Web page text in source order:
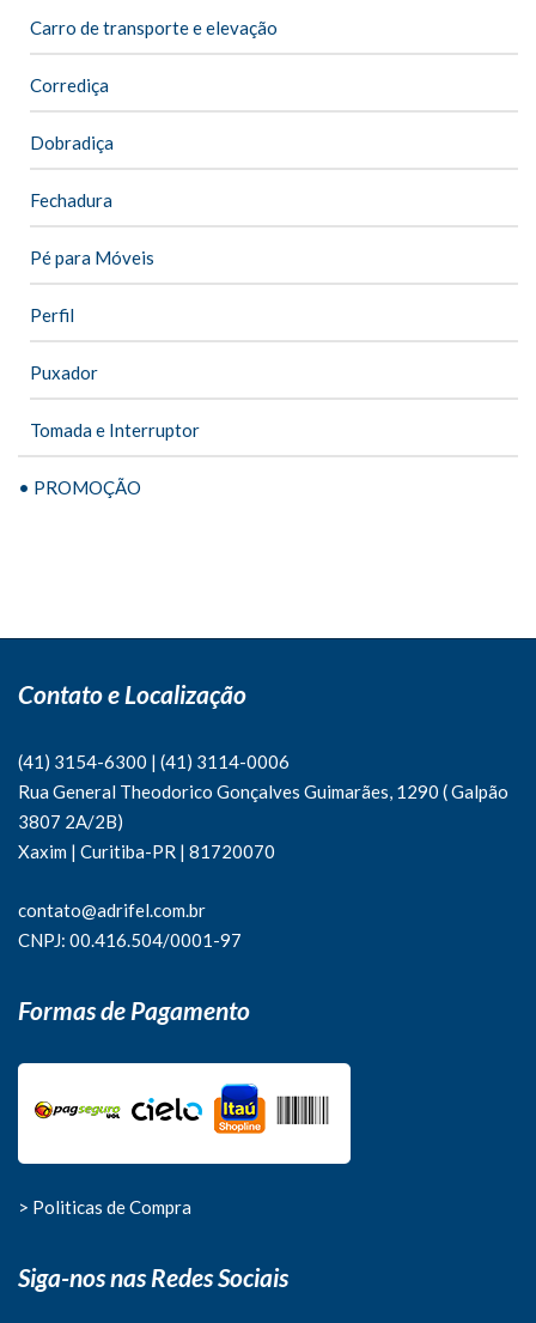
Carro de transporte e elevação
Corrediça
Dobradiça
Fechadura
Pé para Móveis
Perfil
Puxador
Tomada e Interruptor
• PROMOÇÃO
Contato e Localização
(41) 3154-6300 | (41) 3114-0006
Rua General Theodorico Gonçalves Guimarães, 1290 ( Galpão
3807 2A/2B)
Xaxim | Curitiba-PR | 81720070
contato@adrifel.com.br
CNPJ: 00.416.504/0001-97
Formas de Pagamento
> Politicas de Compra
Siga-nos nas Redes Sociais